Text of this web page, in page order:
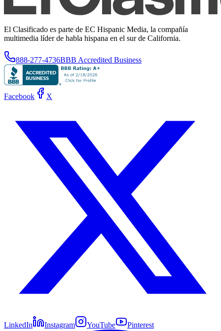
El Clasificado es parte de EC Hispanic Media, la compañía
multimedia líder de habla hispana en el sur de California.
888-277-4736BBB Accredited Business
Facebook X
LinkedIn Instagram YouTube Pinterest